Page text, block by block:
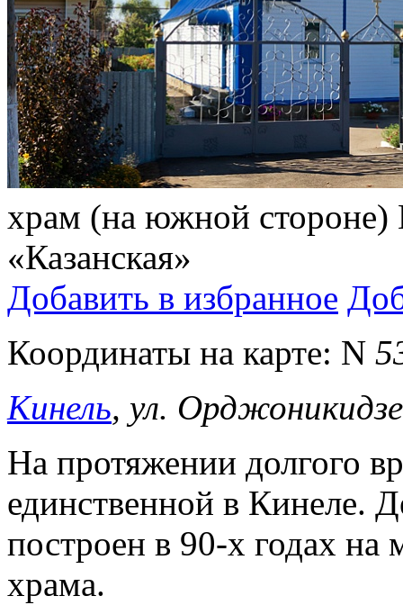
храм (на южной
«Казанская»
Добавить в избранное
Координаты на карте: N
Кинель, ул.
На протяжении долгого
единственной в Кинеле.
построен в 90-х годах на
храма.